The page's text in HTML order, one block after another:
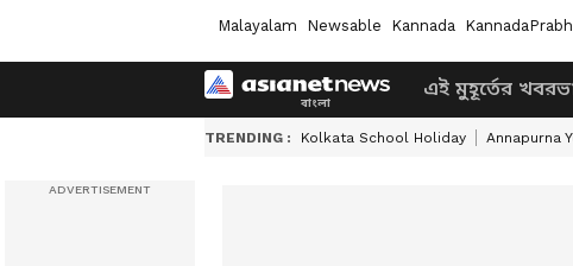
Malayalam Newsable Kannada
এই মুহূর্তের খবর
TRENDING : Kolkata School Holiday Annapurna